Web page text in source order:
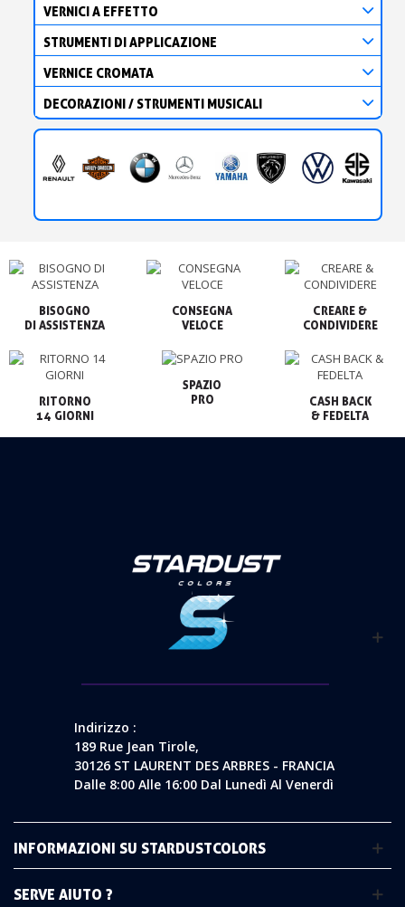
VERNICI A EFFETTO
STRUMENTI DI APPLICAZIONE
VERNICE CROMATA
DECORAZIONI / STRUMENTI MUSICALI
BISOGNO
CONSEGNA
VELOCE
CREARE &
CONDIVIDERE
RITORNO
14 GIORNI
SPAZIO
PRO
CASH BACK
& FEDELTA
Indirizzo :
189 Rue Jean Tirole,
30126 ST LAURENT DES ARBRES - FRANCIA
Dalle 8:00 Alle 16:00 Dal Lunedì Al Venerdì
INFORMAZIONI SU STARDUSTCOLORS
SERVE AIUTO ?